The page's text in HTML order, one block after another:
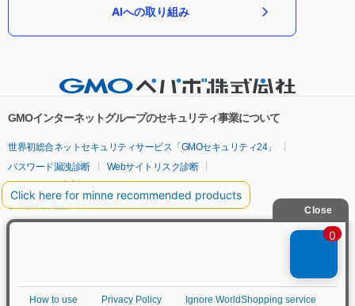
AIへの取り組み
GMOインターネットグループのセキュリティ事業について
世界初総合ネットセキュリティサービス「GMOセキュリティ24」
パスワード漏洩診断
Webサイトリスク診断
セキュリティ相談AIチャットボット
実在証明・盗聴対策
サイバー攻撃対策（GMOサイバーセキュリティ byイエラエ）